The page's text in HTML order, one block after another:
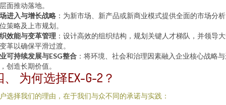
面推动落地。
进入与增长战略 ：为新市场、新产品或新商业模式提供全面的市场分
策略及上市规划。
效能与变革管理 ：设计高效的组织结构，规划关键人才梯队，并领导
革以确保平滑过渡。
可持续发展与ESG整合 ：将环境、社会和治理因素融入企业核心战略
创造长期价值。
、 为何选择EX-G-2？
选择我们的理由，在于我们与众不同的承诺与实践：